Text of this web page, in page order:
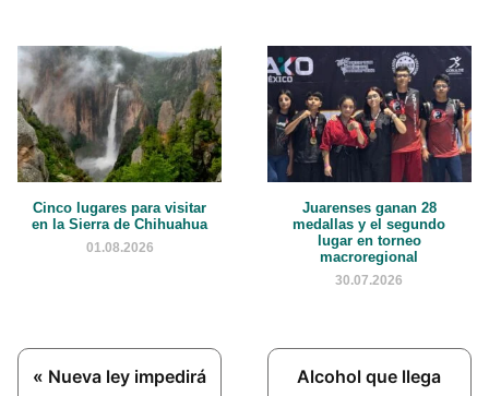
Cinco lugares para visitar
en la Sierra de Chihuahua
01.08.2026
Juarenses ganan 28
medallas y el segundo
lugar en torneo
macroregional
30.07.2026
Previous
« Nueva ley impedirá
Next
Alcohol que llega